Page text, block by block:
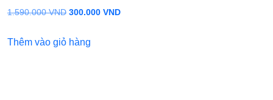
1.590.000VND Giá
là:
300.000 VNDGiá
Thêm vào giỏ hàng